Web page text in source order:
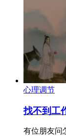
心理调节
找不到工
有位朋友问